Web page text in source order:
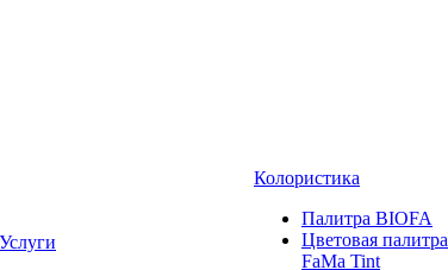
Услуги
Колористика
Палитра BIOFA
Цветовая палитра
FaMa Tint